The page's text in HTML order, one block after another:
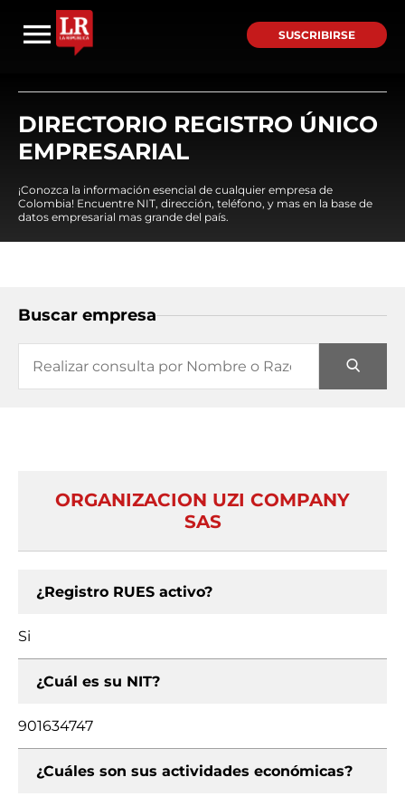
SUSCRIBIRSE
DIRECTORIO REGISTRO ÚNICO
EMPRESARIAL
¡Conozca la información esencial de cualquier empresa de
Colombia! Encuentre NIT, dirección, teléfono, y mas en la base de
datos empresarial mas grande del país.
Buscar empresa
ORGANIZACION UZI COMPANY
SAS
¿Registro RUES activo?
Si
¿Cuál es su NIT?
901634747
¿Cuáles son sus actividades económicas?